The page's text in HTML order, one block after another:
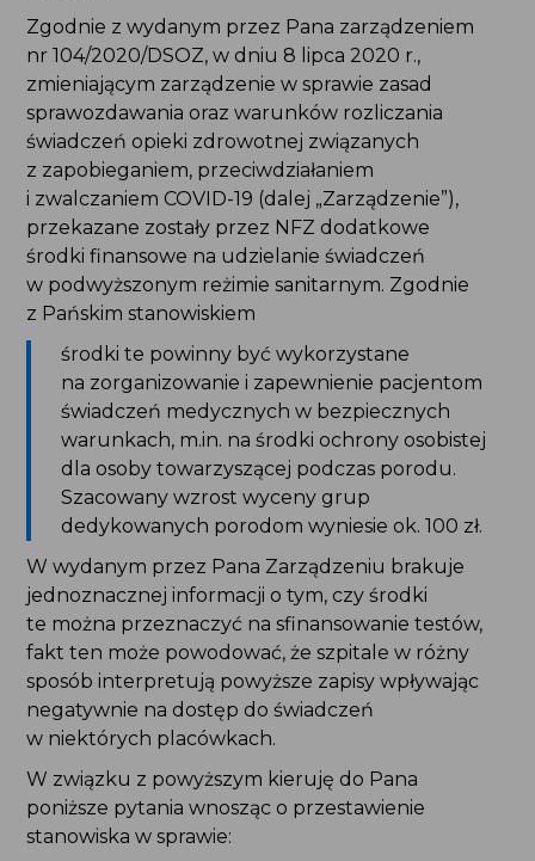
Zgodnie z wydanym przez Pana zarządzeniem
nr 104/2020/DSOZ, w dniu 8 lipca 2020 r.,
zmieniającym zarządzenie w sprawie zasad
sprawozdawania oraz warunków rozliczania
świadczeń opieki zdrowotnej związanych
z zapobieganiem, przeciwdziałaniem
i zwalczaniem COVID-19 (dalej „Zarządzenie”),
przekazane zostały przez NFZ dodatkowe
środki finansowe na udzielanie świadczeń
w podwyższonym reżimie sanitarnym. Zgodnie
z Pańskim stanowiskiem
środki te powinny być wykorzystane
na zorganizowanie i zapewnienie pacjentom
świadczeń medycznych w bezpiecznych
warunkach, m.in. na środki ochrony osobistej
dla osoby towarzyszącej podczas porodu.
Szacowany wzrost wyceny grup
dedykowanych porodom wyniesie ok. 100 zł.
W wydanym przez Pana Zarządzeniu brakuje
jednoznacznej informacji o tym, czy środki
te można przeznaczyć na sfinansowanie testów,
fakt ten może powodować, że szpitale w różny
sposób interpretują powyższe zapisy wpływając
negatywnie na dostęp do świadczeń
w niektórych placówkach.
W związku z powyższym kieruję do Pana
poniższe pytania wnosząc o przestawienie
stanowiska w sprawie: